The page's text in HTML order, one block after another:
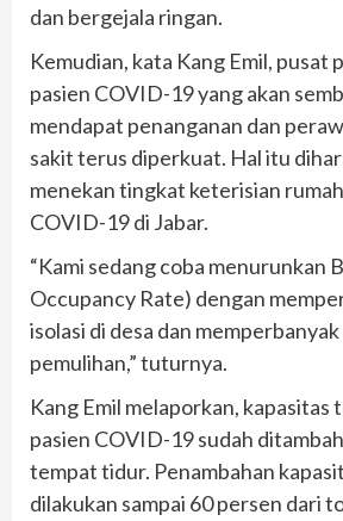
dan bergejala ringan.
Kemudian, kata Kang Emil, pusat
pasien COVID-19 yang akan
mendapat penanganan dan
sakit terus diperkuat. Hal itu
menekan tingkat keterisian
COVID-19 di Jabar.
“Kami sedang coba menurunkan
Occupancy Rate) dengan
isolasi di desa dan
pemulihan,” tuturnya.
Kang Emil melaporkan, kapasitas
pasien COVID-19 sudah
tempat tidur. Penambahan
dilakukan sampai 60 persen dari